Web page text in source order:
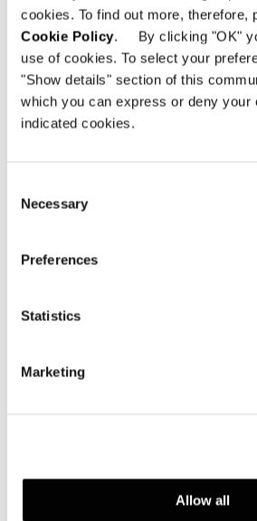
cookies. To find out more, therefore,
Cookie Policy. By clicking "OK"
use of cookies. To select your
"Show details" section of this
which you can express or deny your
indicated cookies.
Selection
Necessary
Preferences
Statistics
Marketing
Allow all